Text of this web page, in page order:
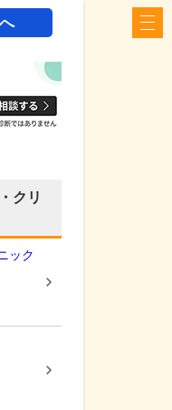
クリ
ック